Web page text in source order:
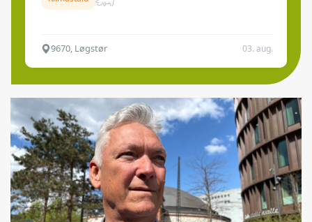
9670, Løgstør 03. aug.